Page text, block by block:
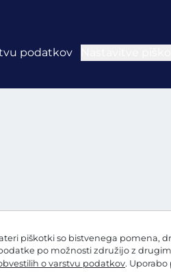
piškotki so bistvenega
po možnosti združijo z
o varstvu podatkov.
podatkov